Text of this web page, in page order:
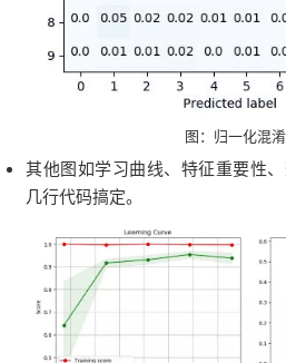
图：归一化混
其他图如学习曲线、特征重要性
几行代码搞定。